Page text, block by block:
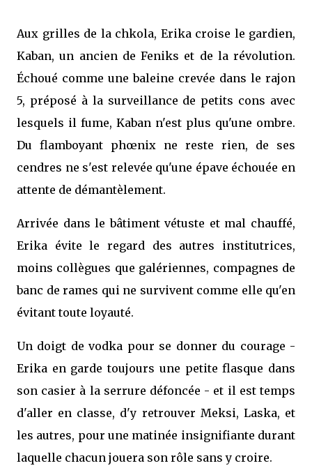
Aux grilles de la chkola, Erika croise le gardien,
Kaban, un ancien de Feniks et de la révolution.
Échoué comme une baleine crevée dans le rajon
5, préposé à la surveillance de petits cons avec
lesquels il fume, Kaban n'est plus qu'une ombre.
Du flamboyant phœnix ne reste rien, de ses
cendres ne s'est relevée qu'une épave échouée en
attente de démantèlement.
Arrivée dans le bâtiment vétuste et mal chauffé,
Erika évite le regard des autres institutrices,
moins collègues que galériennes, compagnes de
banc de rames qui ne survivent comme elle qu'en
évitant toute loyauté.
Un doigt de vodka pour se donner du courage -
Erika en garde toujours une petite flasque dans
son casier à la serrure défoncée - et il est temps
d'aller en classe, d'y retrouver Meksi, Laska, et
les autres, pour une matinée insignifiante durant
laquelle chacun jouera son rôle sans y croire.